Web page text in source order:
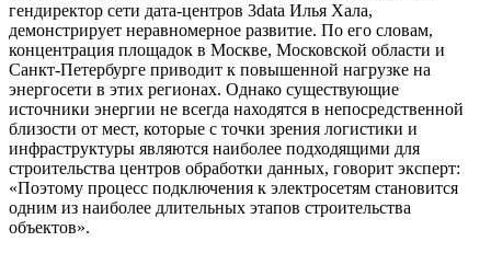
гендиректор сети дата-центров 3data Илья Хала,
демонстрирует неравномерное развитие. По его словам,
концентрация площадок в Москве, Московской области и
Санкт-Петербурге приводит к повышенной нагрузке на
энергосети в этих регионах. Однако существующие
источники энергии не всегда находятся в непосредственной
близости от мест, которые с точки зрения логистики и
инфраструктуры являются наиболее подходящими для
строительства центров обработки данных, говорит эксперт:
«Поэтому процесс подключения к электросетям становится
одним из наиболее длительных этапов строительства
объектов».